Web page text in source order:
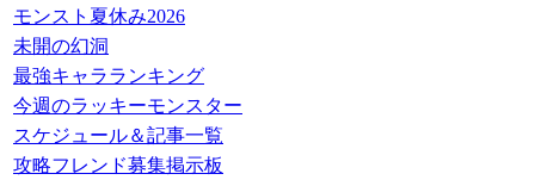
モンスト夏休み2026
未開の幻洞
最強キャラランキング
今週のラッキーモンスター
スケジュール＆記事一覧
攻略フレンド募集掲示板